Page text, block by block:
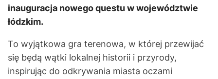
inauguracja nowego questu w województwie
łódzkim.
To wyjątkowa gra terenowa, w której przewijać
się będą wątki lokalnej historii i przyrody,
inspirując do odkrywania miasta oczami